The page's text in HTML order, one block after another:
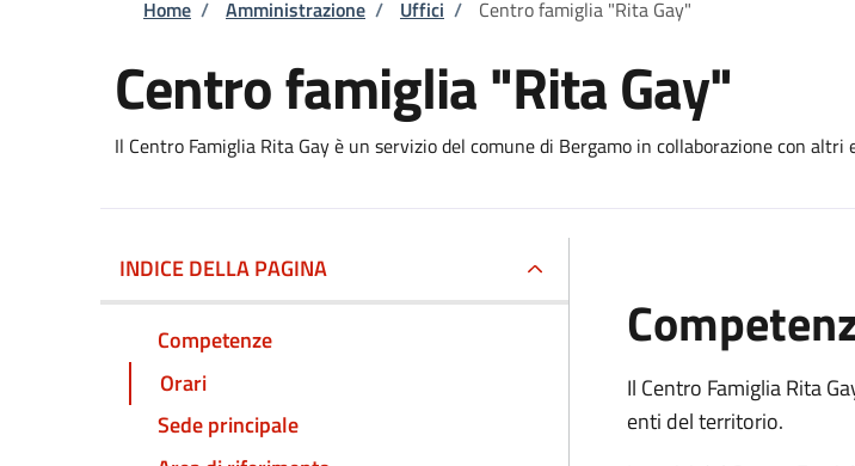
Home / Amministrazione / Uffici / Centro famiglia "Rita Gay"
Centro famiglia "Rita Gay"
Il Centro Famiglia Rita Gay è un servizio del comune di Bergamo in collaborazione con
INDICE DELLA PAGINA
Competenze
Orari
Sede principale
Il Centro Famiglia Rita
enti del territorio.